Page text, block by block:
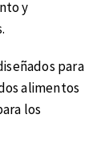
y
para
alimentos
los